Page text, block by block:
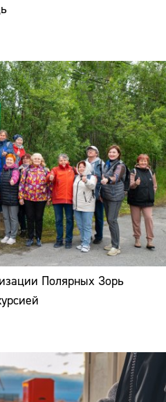
Полярных Зорь